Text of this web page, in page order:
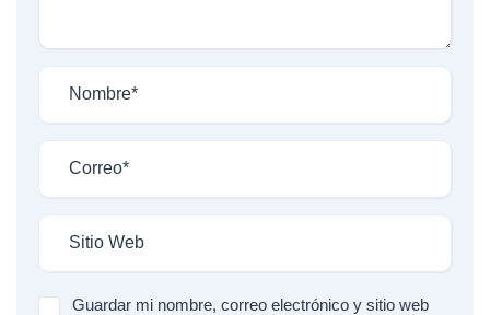
Guardar mi nombre, correo electrónico y sitio web